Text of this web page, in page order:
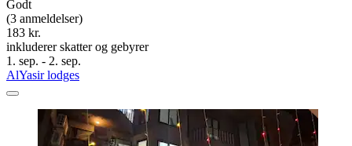
Godt
(3 anmeldelser)
183 kr.
inkluderer skatter og gebyrer
1. sep. - 2. sep.
AlYasir lodges